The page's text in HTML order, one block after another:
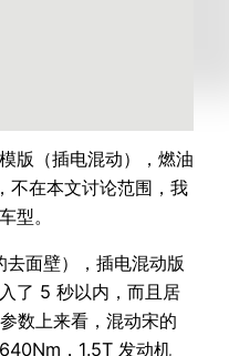
版（插电混动），燃油
不在本文讨论范围，我
型。
面壁），插电混动版
了 5 秒以内，而且居
数上来看，混动宋的
，1.5T 发动机